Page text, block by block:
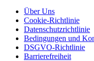
Über Uns
Cookie-Richtlinie
Datenschutzrichtlinie
Bedingungen und
DSGVO-Richtlinie
Barrierefreiheit